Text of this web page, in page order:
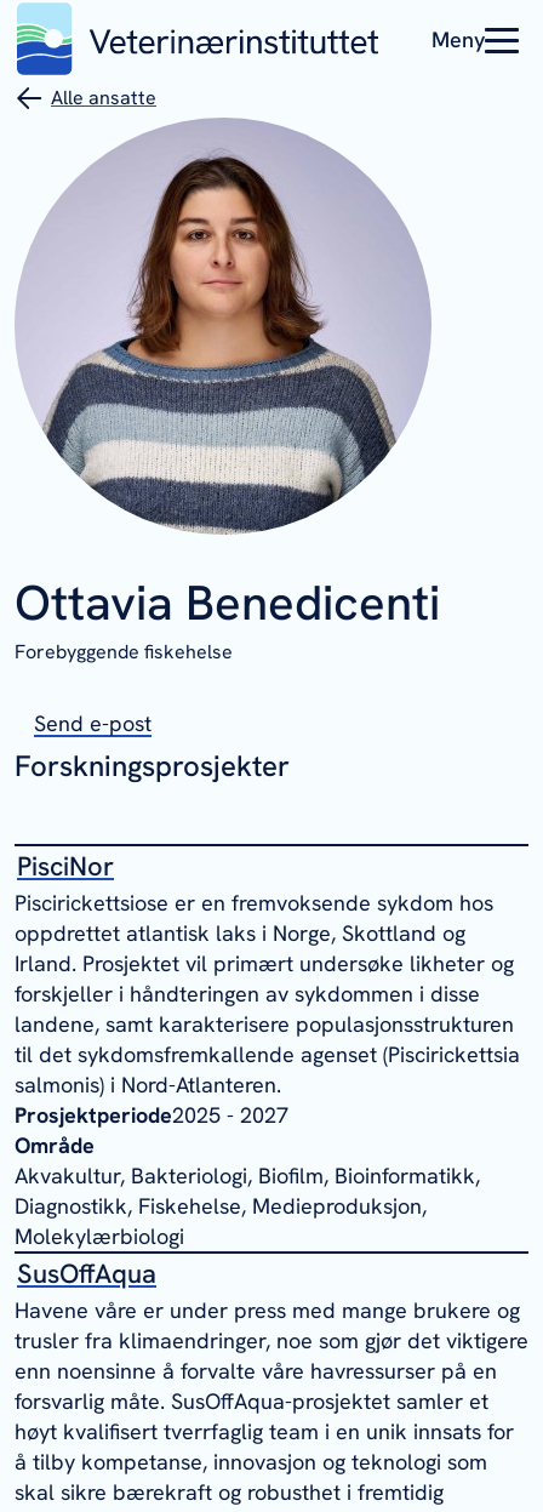
Meny
Alle ansatte
Ottavia Benedicenti
Forebyggende fiskehelse
Send e-post
Forskningsprosjekter
PisciNor
Piscirickettsiose er en fremvoksende sykdom hos
oppdrettet atlantisk laks i Norge, Skottland og
Irland. Prosjektet vil primært undersøke likheter og
forskjeller i håndteringen av sykdommen i disse
landene, samt karakterisere populasjonsstrukturen
til det sykdomsfremkallende agenset (Piscirickettsia
salmonis) i Nord-Atlanteren.
Prosjektperiode2025 - 2027
Område
Akvakultur, Bakteriologi, Biofilm, Bioinformatikk,
Diagnostikk, Fiskehelse, Medieproduksjon,
Molekylærbiologi
SusOffAqua
Havene våre er under press med mange brukere og
trusler fra klimaendringer, noe som gjør det viktigere
enn noensinne å forvalte våre havressurser på en
forsvarlig måte. SusOffAqua-prosjektet samler et
høyt kvalifisert tverrfaglig team i en unik innsats for
å tilby kompetanse, innovasjon og teknologi som
skal sikre bærekraft og robusthet i fremtidig